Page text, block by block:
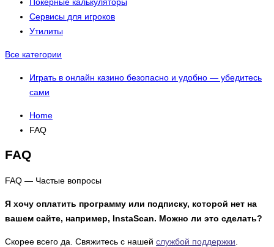
Сервисы для игроков
Утилиты
Все категории
Играть в онлайн казино безопасно и удобно — убедитесь
сами
Home
FAQ
FAQ
FAQ — Частые вопросы
Я хочу оплатить программу или подписку, которой нет на
вашем сайте, например, InstaScan. Можно ли это сделать?
Скорее всего да. Свяжитесь с нашей службой поддержки